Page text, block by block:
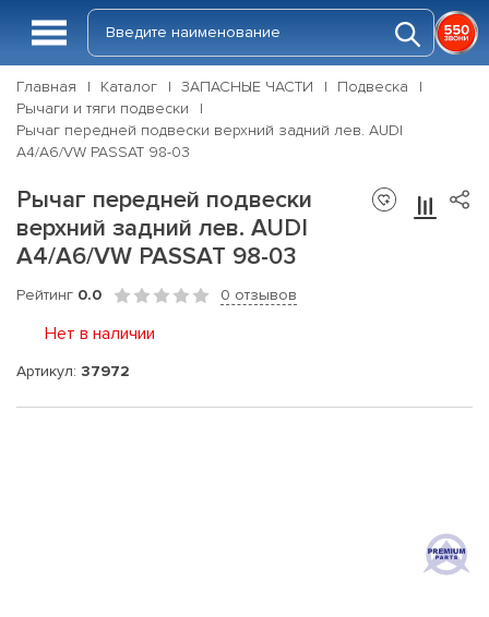
Главная Каталог ЗАПАСНЫЕ ЧАСТИ
Подвеска
Рычаги и тяги подвески
Рычаг передней подвески верхний задний лев. AUDI
A4/A6/VW PASSAT 98-03
Рычаг передней подвески
верхний задний лев. AUDI
A4/A6/VW PASSAT 98-03
Рейтинг 0.0 0 отзывов
Нет в наличии
Артикул: 37972